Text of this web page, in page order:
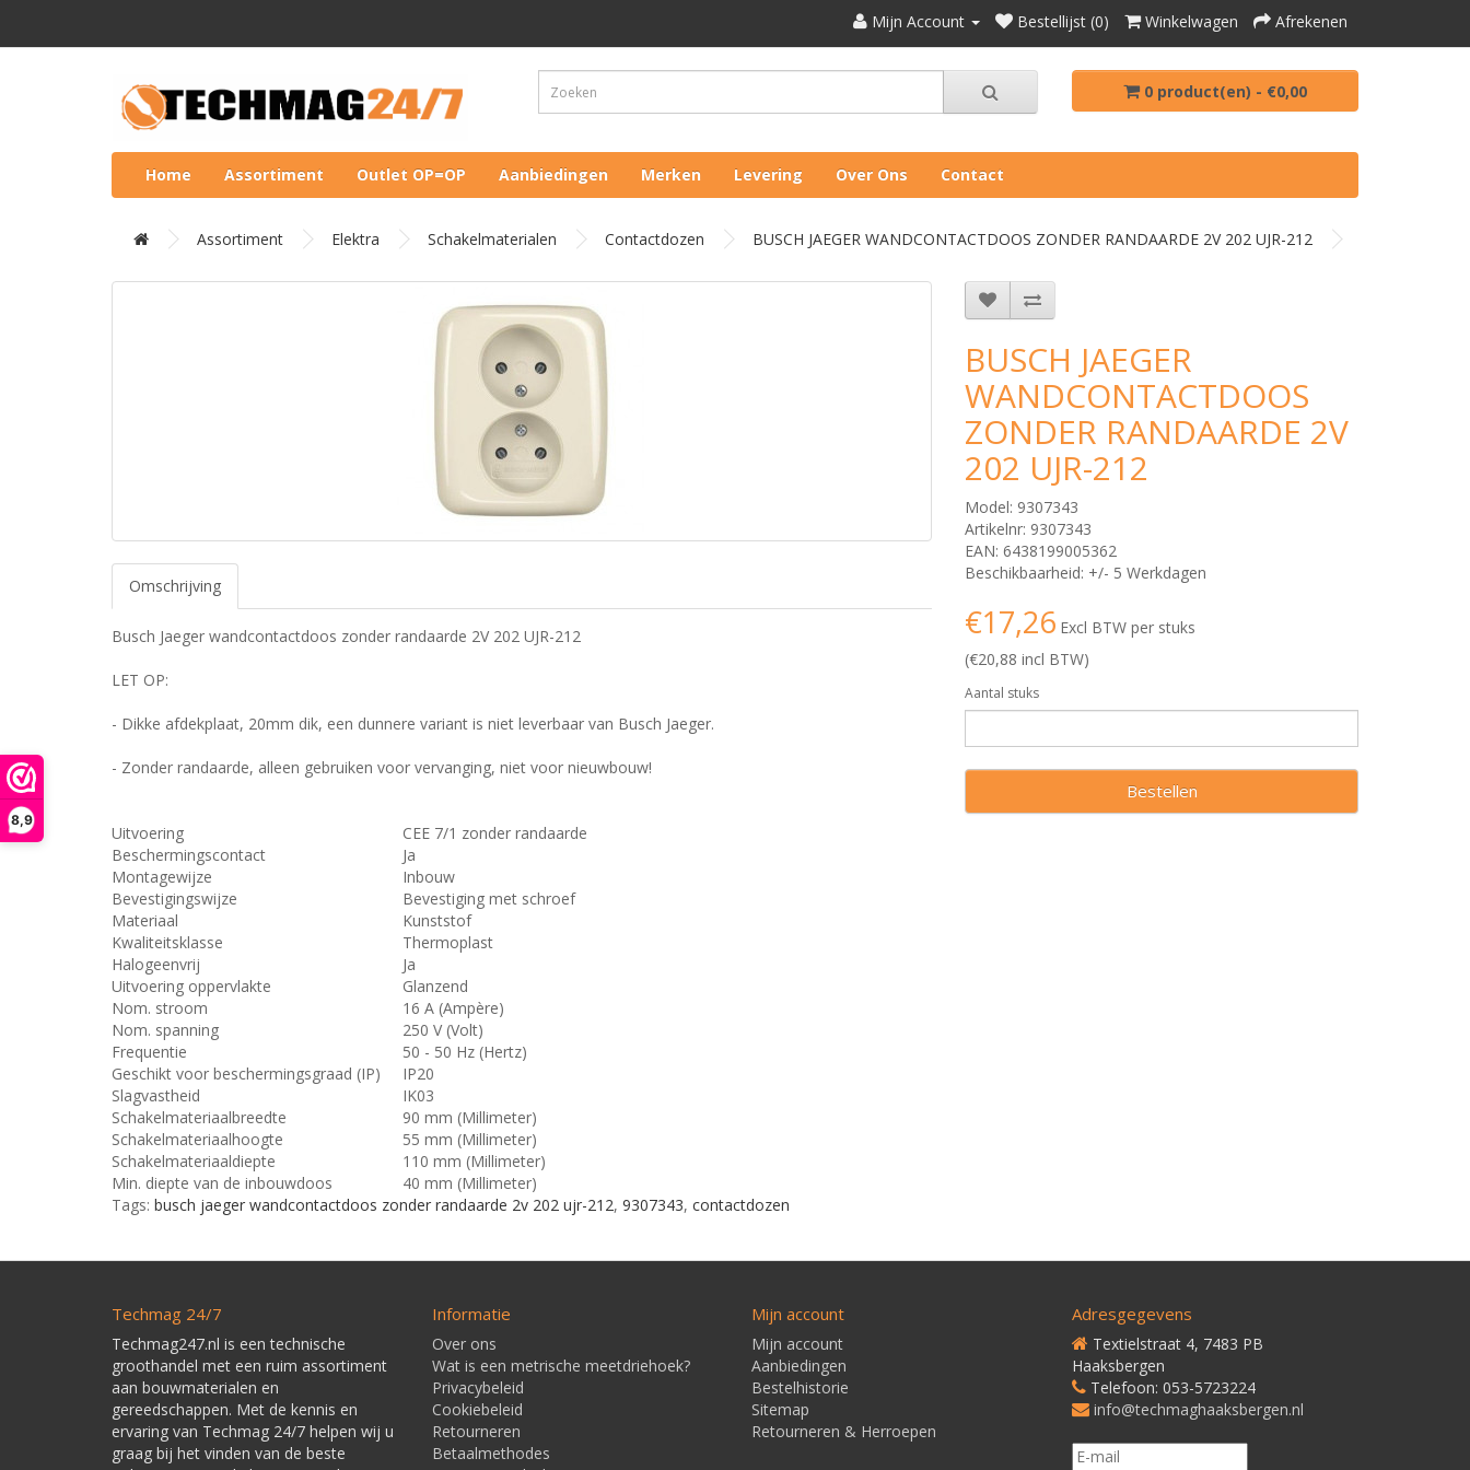
8,9
Mijn Account Bestellijst (0) Winkelwagen Afrekenen
0 product(en) - €0,00
Home Assortiment Outlet OP=OP Aanbiedingen Merken Levering Over Ons Contact
Assortiment Elektra Schakelmaterialen Contactdozen BUSCH JAEGER WANDCONTACTDOOS ZONDER RANDAARDE 2V 202 UJR-212
Omschrijving
Busch Jaeger wandcontactdoos zonder randaarde 2V 202 UJR-212
LET OP:
- Dikke afdekplaat, 20mm dik, een dunnere variant is niet leverbaar van Busch Jaeger.
- Zonder randaarde, alleen gebruiken voor vervanging, niet voor nieuwbouw!
Uitvoering
CEE 7/1 zonder randaarde
Beschermingscontact
Ja
Montagewijze
Inbouw
Bevestigingswijze
Bevestiging met schroef
Materiaal
Kunststof
Kwaliteitsklasse
Thermoplast
Halogeenvrij
Ja
Uitvoering oppervlakte
Glanzend
Nom. stroom
16 A (Ampère)
Nom. spanning
250 V (Volt)
Frequentie
50 - 50 Hz (Hertz)
Geschikt voor beschermingsgraad (IP)
IP20
Slagvastheid
IK03
Schakelmateriaalbreedte
90 mm (Millimeter)
Schakelmateriaalhoogte
55 mm (Millimeter)
Schakelmateriaaldiepte
110 mm (Millimeter)
Min. diepte van de inbouwdoos
40 mm (Millimeter)
BUSCH JAEGER
WANDCONTACTDOOS
ZONDER RANDAARDE 2V
202 UJR-212
Model: 9307343
Artikelnr: 9307343
EAN: 6438199005362
Beschikbaarheid: +/- 5 Werkdagen
€17,26 Excl BTW per stuks
(€20,88 incl BTW)
Aantal stuks
Bestellen
Tags: busch jaeger wandcontactdoos zonder randaarde 2v 202 ujr-212, 9307343, contactdozen
Techmag 24/7
Techmag247.nl is een technische
groothandel met een ruim assortiment
aan bouwmaterialen en
gereedschappen. Met de kennis en
ervaring van Techmag 24/7 helpen wij u
graag bij het vinden van de beste
Informatie
Over ons
Wat is een metrische meetdriehoek?
Privacybeleid
Cookiebeleid
Retourneren
Betaalmethodes
Mijn account
Mijn account
Aanbiedingen
Bestelhistorie
Sitemap
Retourneren & Herroepen
Adresgegevens
Textielstraat 4, 7483 PB
Haaksbergen
Telefoon: 053-5723224
info@techmaghaaksbergen.nl